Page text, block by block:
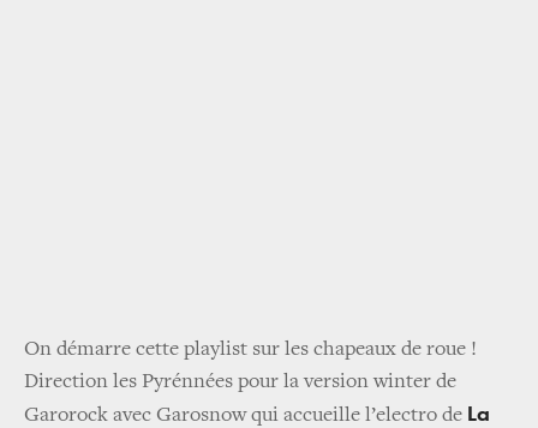
On démarre cette playlist sur les chapeaux de roue !
Direction les Pyrénnées pour la version winter de
Garorock avec Garosnow qui accueille l’electro de La